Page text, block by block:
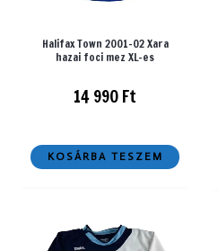
Halifax Town 2001-02 Xara
hazai foci mez XL-es
14 990Ft
KOSÁRBA TESZEM